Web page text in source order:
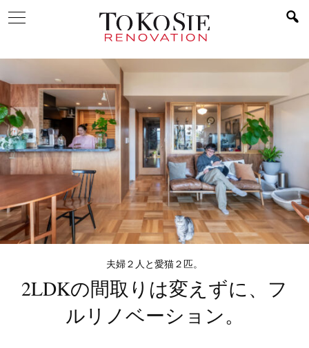
夫婦２人と愛猫２匹。
2LDKの間取りは変えずに、 フ
ルリノベーション。